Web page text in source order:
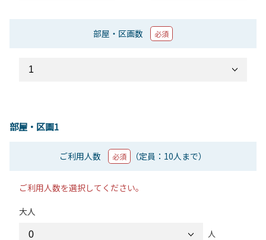
部屋・区画数 必須
部屋・区画1
ご利用人数 必須 （定員：10人まで）
ご利用人数を選択してください。
大人
人